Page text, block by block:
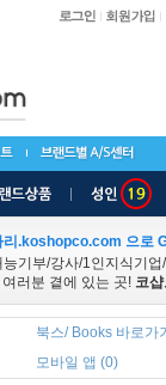
리.koshopco.com 으로
능기부/강사/1인지식기업
러분 곁에 있는 곳! 코
북스/ Books 바로가
모바일 앱 (0)